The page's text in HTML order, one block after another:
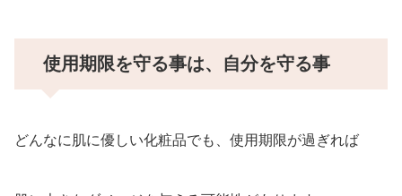
使用期限を守る事は、自分を守る事
どんなに肌に優しい化粧品でも、使用期限が過ぎれば